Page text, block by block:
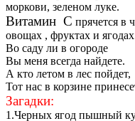
моркови, зеленом луке.
Витамин С прячется в
овощах , фруктах и
Во саду ли в огороде
Вы меня всегда найдете.
А кто летом в лес пойдет,
Тот нас в корзине
Загадки:
1.Черных ягод пышный